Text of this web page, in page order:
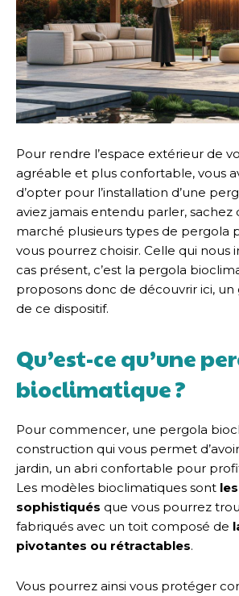
Pour rendre l’espace extérieur de
agréable et plus confortable, vous
d’opter pour l’installation d’une
aviez jamais entendu parler, sachez
marché plusieurs types de pergola
vous pourrez choisir. Celle qui nous
cas présent, c’est la pergola
proposons donc de découvrir ici, un
de ce dispositif.
Qu’est-ce qu’une
bioclimatique ?
Pour commencer, une pergola
construction qui vous permet
jardin, un abri confortable pour
Les modèles bioclimatiques sont les
sophistiqués que vous pourrez
fabriqués avec un toit composé de
pivotantes ou rétractables.
Vous pourrez ainsi vous protéger